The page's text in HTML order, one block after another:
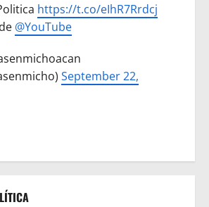
https://t.co/eIhR7Rrdcj
@YouTube
September 22,